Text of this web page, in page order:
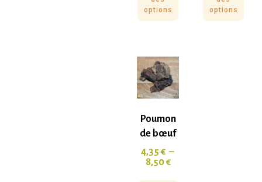
options
options
Poumon
de bœuf
4,35 € –
8,50€